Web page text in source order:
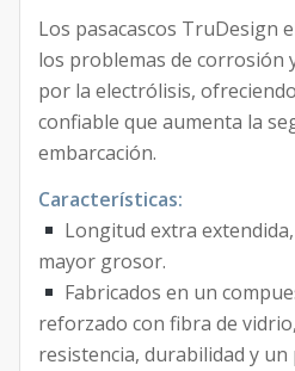
Los pasacascos TruDesign
los problemas de corrosión
por la electrólisis,
confiable que aumenta la
embarcación.
Características:
Longitud extra
mayor grosor.
Fabricados en un
reforzado con fibra de
resistencia, durabilidad y un